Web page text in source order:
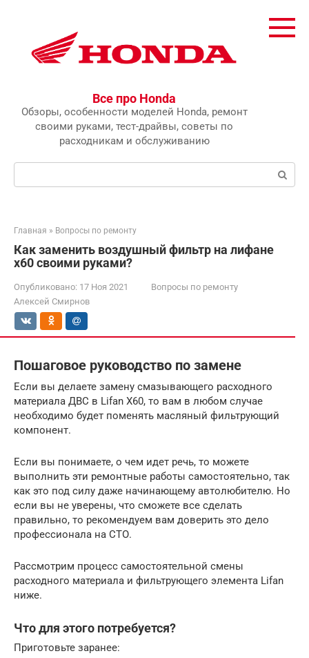
Все про Honda
Обзоры, особенности моделей Honda, ремонт
своими руками, тест-драйвы, советы по
расходникам и обслуживанию
Главная » Вопросы по ремонту
Как заменить воздушный фильтр на лифане
x60 своими руками?
Опубликовано: 17 Ноя 2021
Вопросы по ремонту
Алексей Смирнов
Пошаговое руководство по замене
Если вы делаете замену смазывающего расходного
материала ДВС в Lifan X60, то вам в любом случае
необходимо будет поменять масляный фильтрующий
компонент.
Если вы понимаете, о чем идет речь, то можете
выполнить эти ремонтные работы самостоятельно, так
как это под силу даже начинающему автолюбителю. Но
если вы не уверены, что сможете все сделать
правильно, то рекомендуем вам доверить это дело
профессионала на СТО.
Рассмотрим процесс самостоятельной смены
расходного материала и фильтрующего элемента Lifan
ниже.
Что для этого потребуется?
Приготовьте заранее: